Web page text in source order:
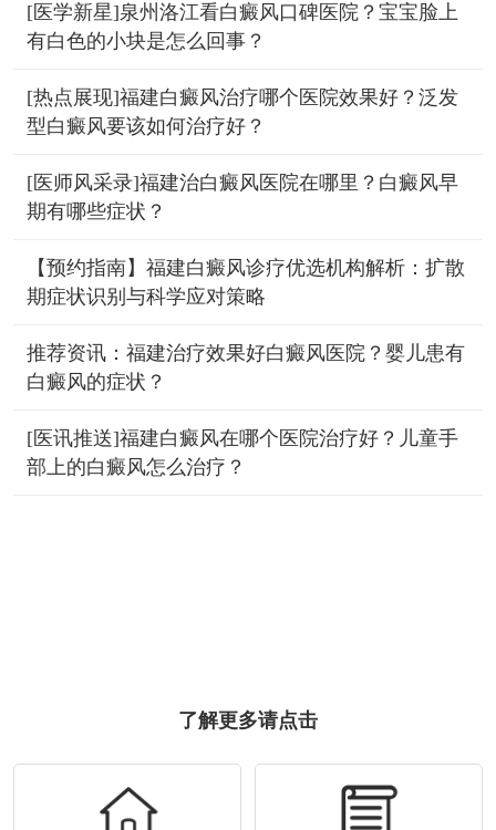
[医学新星]泉州洛江看白癜风口碑医院？宝宝脸上
有白色的小块是怎么回事？
[热点展现]福建白癜风治疗哪个医院效果好？泛发
型白癜风要该如何治疗好？
[医师风采录]福建治白癜风医院在哪里？白癜风早
期有哪些症状？
【预约指南】福建白癜风诊疗优选机构解析：扩散
期症状识别与科学应对策略
推荐资讯：福建治疗效果好白癜风医院？婴儿患有
白癜风的症状？
[医讯推送]福建白癜风在哪个医院治疗好？儿童手
部上的白癜风怎么治疗？
了解更多请点击